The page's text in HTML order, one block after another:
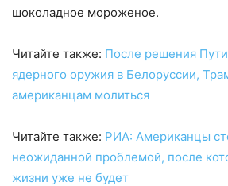
шоколадное мороженое.
Читайте также: После решения
ядерного оружия в Белоруссии,
американцам молиться
Читайте также: РИА: Американцы
неожиданной проблемой, после
жизни уже не будет